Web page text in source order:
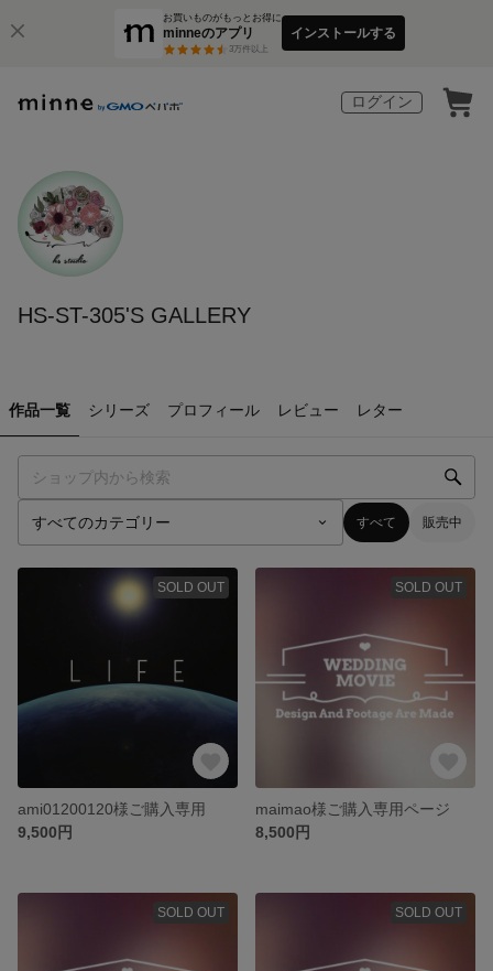
お買いものがもっとお得に
minneのアプリ
3万件以上
インストールする
ログイン
HS-ST-305'S GALLERY
作品一覧 シリーズ プロフィール レビュー レター
すべて 販売中
SOLD OUT
ami01200120様ご購入専用
9,500円
SOLD OUT
maimao様ご購入専用ページ
8,500円
SOLD OUT SOLD OUT